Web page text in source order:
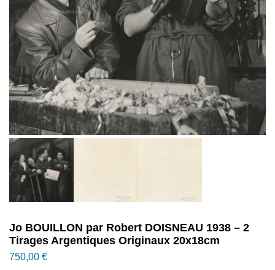
Jo BOUILLON par Robert DOISNEAU 1938 – 2
Tirages Argentiques Originaux 20x18cm
750,00 €